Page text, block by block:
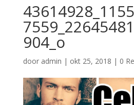
904_o
door admin | okt 25, 2018 | 0